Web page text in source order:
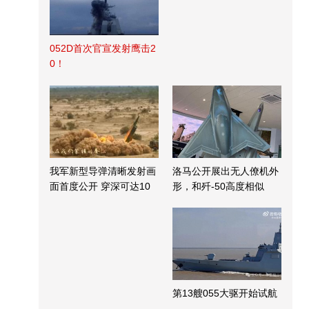
052D首次官宣发射鹰击2
0！
我军新型导弹清晰发射画
面首度公开 穿深可达10
洛马公开展出无人僚机外
形，和歼-50高度相似
第13艘055大驱开始试航